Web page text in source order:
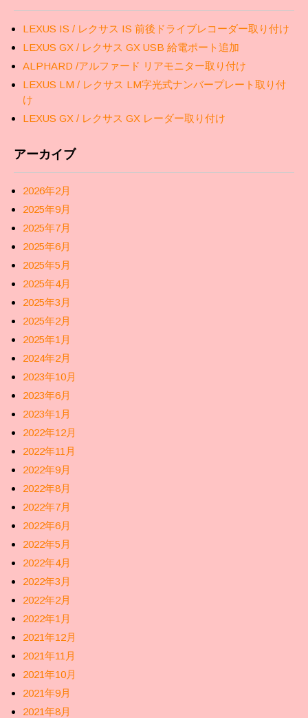
LEXUS IS / レクサス IS 前後ドライブレコーダー取り付け
LEXUS GX / レクサス GX USB 給電ポート追加
ALPHARD /アルファード リアモニター取り付け
LEXUS LM / レクサス LM字光式ナンバープレート取り付
け
LEXUS GX / レクサス GX レーダー取り付け
アーカイブ
2026年2月
2025年9月
2025年7月
2025年6月
2025年5月
2025年4月
2025年3月
2025年2月
2025年1月
2024年2月
2023年10月
2023年6月
2023年1月
2022年12月
2022年11月
2022年9月
2022年8月
2022年7月
2022年6月
2022年5月
2022年4月
2022年3月
2022年2月
2022年1月
2021年12月
2021年11月
2021年10月
2021年9月
2021年8月